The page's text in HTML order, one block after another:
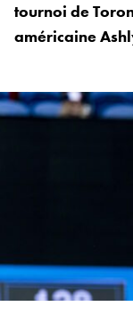
tournoi de
américaine